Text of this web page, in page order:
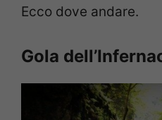
Ecco dove andare.
Gola